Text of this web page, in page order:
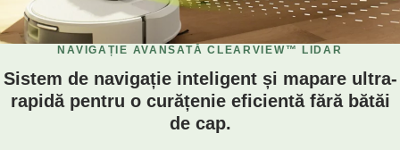
NAVIGAȚIE AVANSATĂ CLEARVIEW™ LIDAR
Sistem de navigație inteligent și mapare ultra-
rapidă pentru o curățenie eficientă fără bătăi
de cap.